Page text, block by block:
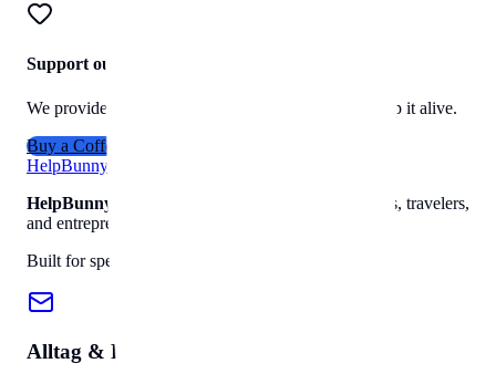
Support our work
We provide free travel data to everyone. Help us keep it alive.
Buy a Coffee
HelpBunny
HelpBunny
– The ultimate digital toolkit for creators, travelers,
and entrepreneurs.
Built for speed, privacy, and ease of use.
Alltag & Reise